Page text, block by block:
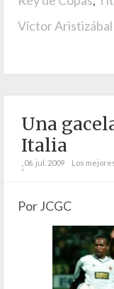
Víctor Aristizábal
Una
Italia
;06. jul. 2009 Los
Por JCGC